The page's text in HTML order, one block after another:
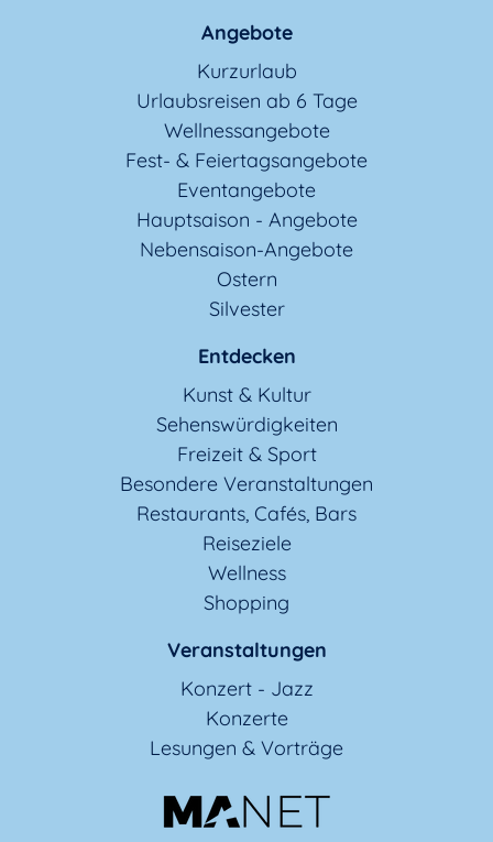
Angebote
Kurzurlaub
Urlaubsreisen ab 6 Tage
Wellnessangebote
Fest- & Feiertagsangebote
Eventangebote
Hauptsaison - Angebote
Nebensaison-Angebote
Ostern
Silvester
Entdecken
Kunst & Kultur
Sehenswürdigkeiten
Freizeit & Sport
Besondere Veranstaltungen
Restaurants, Cafés, Bars
Reiseziele
Wellness
Shopping
Veranstaltungen
Konzert - Jazz
Konzerte
Lesungen & Vorträge